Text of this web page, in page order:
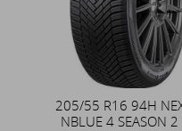
205/55 R16 94H NEXEN
NBLUE 4 SEASON 2 XL
Duše 12x4 (4.00-4) kovový
zahnutý ventil TR87